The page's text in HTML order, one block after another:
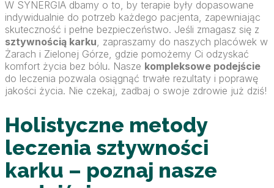
W SYNERGIA dbamy o to, by terapie były dopasowane
indywidualnie do potrzeb każdego pacjenta, zapewniając
skuteczność i pełne bezpieczeństwo. Jeśli zmagasz się z
sztywnością karku , zapraszamy do naszych placówek w
Żarach i Zielonej Górze, gdzie pomożemy Ci odzyskać
komfort życia bez bólu. Nasze kompleksowe podejście
do leczenia pozwala osiągnąć trwałe rezultaty i poprawę
jakości życia. Nie czekaj, zadbaj o swoje zdrowie już dziś!
Holistyczne metody
leczenia sztywności
karku – poznaj nasze